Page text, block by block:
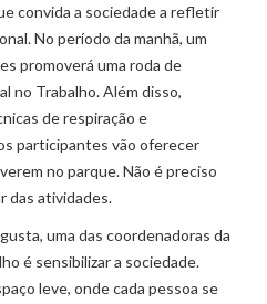
convida a sociedade a refletir
No período da manhã, um
promoverá uma roda de
no Trabalho. Além disso,
de respiração e
participantes vão oferecer
no parque. Não é preciso
das atividades.
uma das coordenadoras da
é sensibilizar a sociedade.
leve, onde cada pessoa se